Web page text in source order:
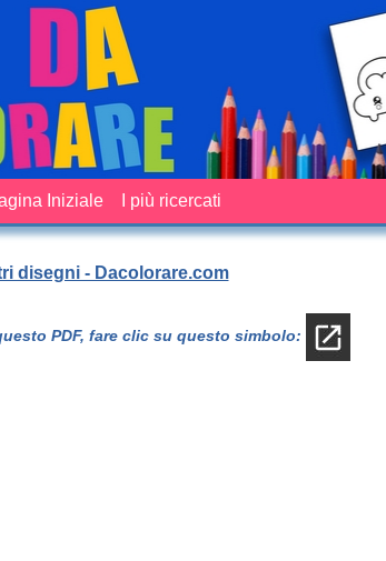
Iniziale I più ricercati
disegni - Dacolorare.com
PDF, fare clic su questo simbolo: